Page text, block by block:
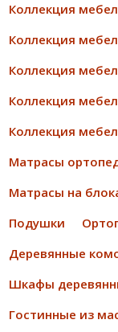
Коллекция
Коллекция
Коллекция
Коллекция
Коллекция
Матрасы
Матрасы на
Подушки
Деревянные
Шкафы
Гостинные из